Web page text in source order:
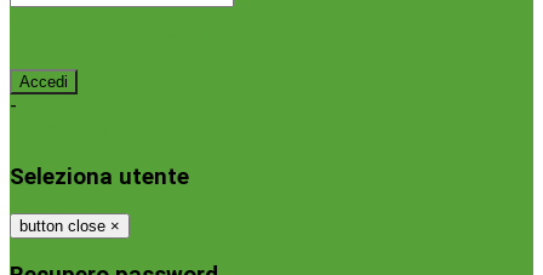
-
Seleziona utente
button close ×